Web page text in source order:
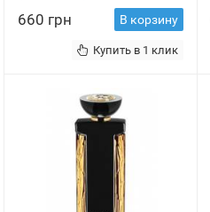
660 грн В корзину
Купить в 1 клик